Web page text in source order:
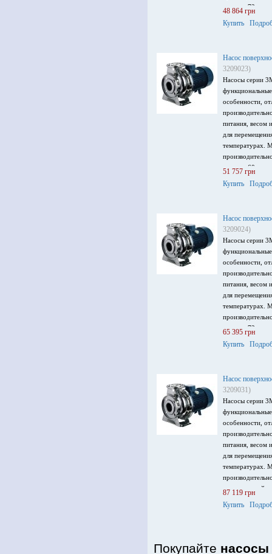
напор – 72 м,
питания 3 ~
48 864 грн
Купить
Насос
3209023)
Насосы серии
особенности,
питания, весом
для
температурах.
напор – 60 м,
питания 3 ~
51 757 грн
Купить
Насос
3209024)
Насосы серии
особенности,
питания, весом
для
температурах.
напор – 72 м,
питания 3 ~
65 395 грн
Купить
Насос
3209031)
Насосы серии
особенности,
питания, весом
для
температурах.
максимальный
кВт,
87 119 грн
Купить
Покупайте насосы